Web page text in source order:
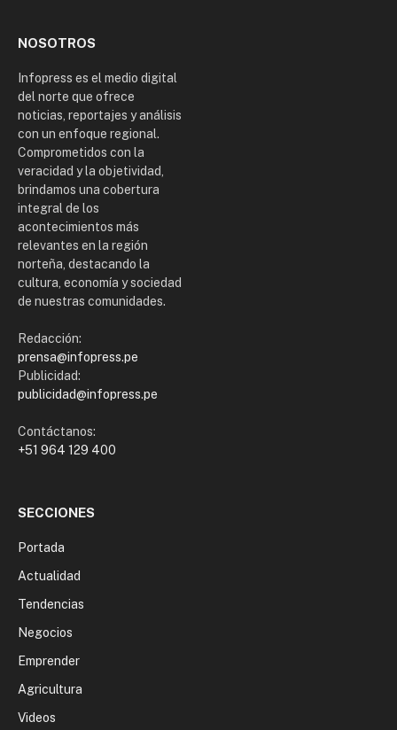
NOSOTROS
Infopress es el medio digital
del norte que ofrece
noticias, reportajes y análisis
con un enfoque regional.
Comprometidos con la
veracidad y la objetividad,
brindamos una cobertura
integral de los
acontecimientos más
relevantes en la región
norteña, destacando la
cultura, economía y sociedad
de nuestras comunidades.
Redacción:
prensa@infopress.pe
Publicidad:
publicidad@infopress.pe
Contáctanos:
+51 964 129 400
SECCIONES
Portada
Actualidad
Tendencias
Negocios
Emprender
Agricultura
Videos